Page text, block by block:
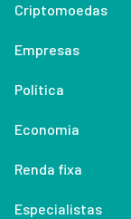
Criptomoedas
Empresas
Política
Economia
Renda fixa
Especialistas